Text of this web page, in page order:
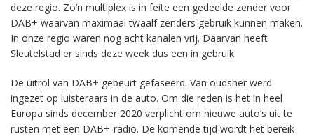
deze regio. Zo’n multiplex is in feite een gedeelde zender voor
DAB+ waarvan maximaal twaalf zenders gebruik kunnen maken.
In onze regio waren nog acht kanalen vrij. Daarvan heeft
Sleutelstad er sinds deze week dus een in gebruik.
De uitrol van DAB+ gebeurt gefaseerd. Van oudsher werd
ingezet op luisteraars in de auto. Om die reden is het in heel
Europa sinds december 2020 verplicht om nieuwe auto’s uit te
rusten met een DAB+-radio. De komende tijd wordt het bereik